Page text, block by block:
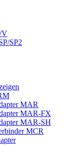
V
SP2
MAR
MAR-FX
MAR-SH
MCR